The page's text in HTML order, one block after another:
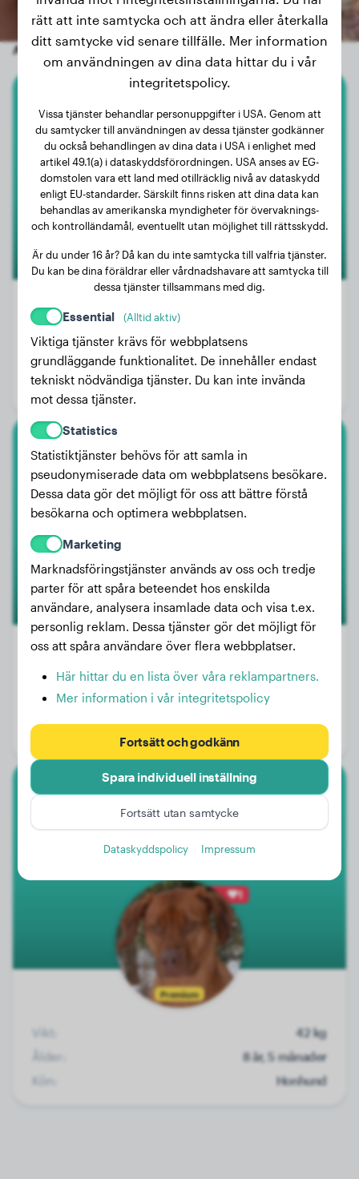
Andra slumpmässiga hundar
Jack Russell Terrier
Lola
1
Vikt:
Ålder:
1 år, 2 månader
Amerikansk Bully Xl
Stella
Rhodesian Ridgeback
Nayo
Premium
1
Vikt:
42 kg
Ålder:
8 år, 5 månader
Kön:
Honhund
rätt att inte samtycka och att ändra eller återkalla
ditt samtycke vid senare tillfälle. Mer information
om användningen av dina data hittar du i vår
integritetspolicy.
Vissa tjänster behandlar personuppgifter i USA. Genom att
du samtycker till användningen av dessa tjänster godkänner
du också behandlingen av dina data i USA i enlighet med
artikel 49.1(a) i dataskyddsförordningen. USA anses av EG-
domstolen vara ett land med otillräcklig nivå av dataskydd
enligt EU-standarder. Särskilt finns risken att dina data kan
behandlas av amerikanska myndigheter för övervaknings-
och kontrolländamål, eventuellt utan möjlighet till rättsskydd.
Är du under 16 år? Då kan du inte samtycka till valfria tjänster.
Du kan be dina föräldrar eller vårdnadshavare att samtycka till
dessa tjänster tillsammans med dig.
Essential (Alltid aktiv)
Viktiga tjänster krävs för webbplatsens
grundläggande funktionalitet. De innehåller endast
tekniskt nödvändiga tjänster. Du kan inte invända
mot dessa tjänster.
Statistics
Statistiktjänster behövs för att samla in
pseudonymiserade data om webbplatsens besökare.
Dessa data gör det möjligt för oss att bättre förstå
besökarna och optimera webbplatsen.
Marketing
Marknadsföringstjänster används av oss och tredje
parter för att spåra beteendet hos enskilda
användare, analysera insamlade data och visa t.ex.
personlig reklam. Dessa tjänster gör det möjligt för
oss att spåra användare över flera webbplatser.
Här hittar du en lista över våra reklampartners.
Mer information i vår integritetspolicy
Fortsätt och godkänn
Spara individuell inställning
Fortsätt utan samtycke
Dataskyddspolicy Impressum